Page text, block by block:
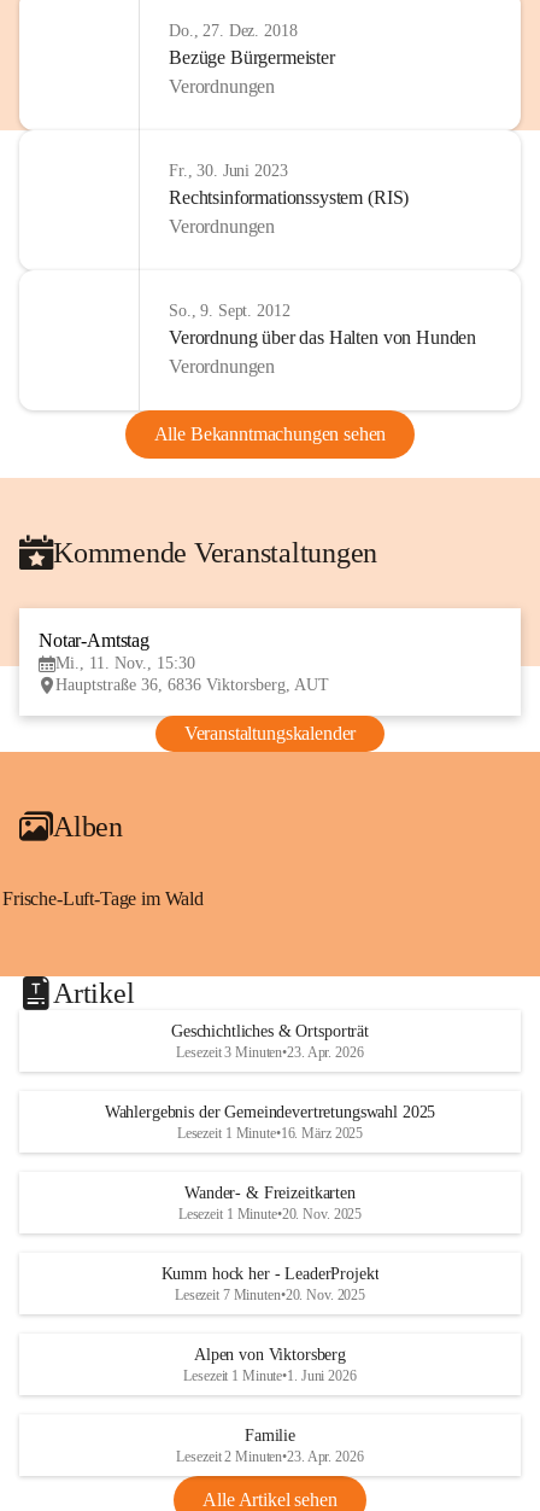
Do., 27. Dez. 2018
Bezüge Bürgermeister
Verordnungen
Fr., 30. Juni 2023
Rechtsinformationssystem (RIS)
Verordnungen
So., 9. Sept. 2012
Verordnung über das Halten von Hunden
Verordnungen
Alle Bekanntmachungen sehen
Kommende Veranstaltungen
Notar-Amtstag
Mi., 11. Nov., 15:30
Hauptstraße 36, 6836 Viktorsberg, AUT
Veranstaltungskalender
Alben
Frische-Luft-Tage im Wald
Artikel
Geschichtliches & Ortsporträt
Lesezeit 3 Minuten•23. Apr. 2026
Wahlergebnis der Gemeindevertretungswahl 2025
Lesezeit 1 Minute•16. März 2025
Wander- & Freizeitkarten
Lesezeit 1 Minute•20. Nov. 2025
Kumm hock her - LeaderProjekt
Lesezeit 7 Minuten•20. Nov. 2025
Alpen von Viktorsberg
Lesezeit 1 Minute•1. Juni 2026
Familie
Lesezeit 2 Minuten•23. Apr. 2026
Alle Artikel sehen